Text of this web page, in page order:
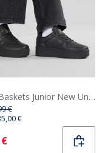
Levi's Baskets Junior New Union Noir 0003
€
€